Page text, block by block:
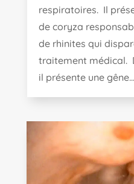
respiratoires. Il
de coryza
de rhinites qui
traitement médical.
il présente une gêne...